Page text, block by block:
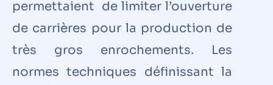
permettaient de limiter l’ouverture
de carrières pour la production de
très gros enrochements. Les
normes techniques définissant la